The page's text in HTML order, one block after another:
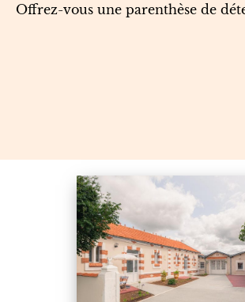
Offrez-vous une parenthèse de